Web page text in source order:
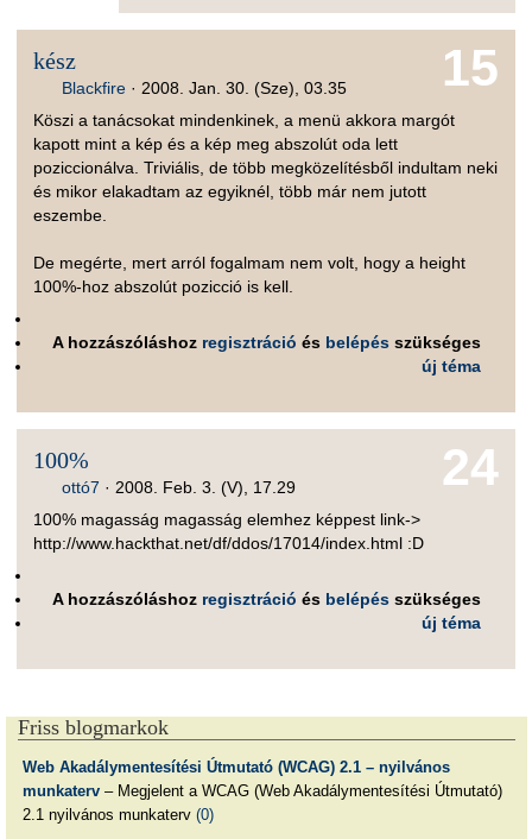
15
kész
Blackfire · 2008. Jan. 30. (Sze), 03.35
Köszi a tanácsokat mindenkinek, a menü akkora margót
kapott mint a kép és a kép meg abszolút oda lett
poziccionálva. Triviális, de több megközelítésből indultam neki
és mikor elakadtam az egyiknél, több már nem jutott
eszembe.
De megérte, mert arról fogalmam nem volt, hogy a height
100%-hoz abszolút pozicció is kell.
A hozzászóláshoz regisztráció és belépés szükséges
új téma
24
100%
ottó7 · 2008. Feb. 3. (V), 17.29
100% magasság magasság elemhez képpest link->
http://www.hackthat.net/df/ddos/17014/index.html :D
A hozzászóláshoz regisztráció és belépés szükséges
új téma
Friss blogmarkok
Web Akadálymentesítési Útmutató (WCAG) 2.1 – nyilvános
munkaterv– Megjelent a WCAG (Web Akadálymentesítési Útmutató)
2.1 nyilvános munkaterv (0)